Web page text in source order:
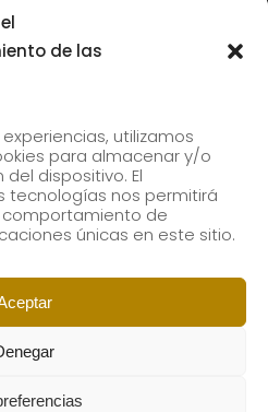
de las
utilizamos
para almacenar y/o
dispositivo. El
tecnologías nos permitirá
de
únicas en este sitio.
to receive our news by